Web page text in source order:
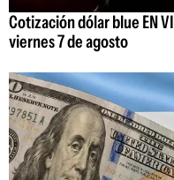
Cotización dólar blue EN
viernes 7 de agosto